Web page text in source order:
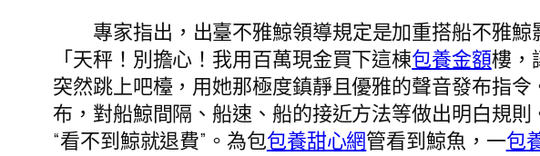
專家指出，出臺不雅鯨領導規定是加重搭船不雅
「天秤！別擔心！我用百萬現金買下這棟包養金額樓，
突然跳上吧檯，用她那極度鎮靜且優雅的聲音發布指令
布，對船鯨間隔、船速、船的接近方法等做出明白規
“看不到鯨就退費”。為包包養甜心網管看到鯨魚，一包